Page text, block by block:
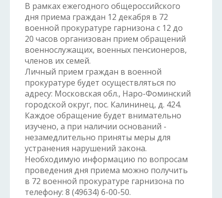
В рамках ежегодного общероссийского
дня приема граждан 12 декабря в 72
военной прокуратуре гарнизона с 12 до
20 часов организован прием обращений
военнослужащих, военных пенсионеров,
членов их семей.
Личный прием граждан в военной
прокуратуре будет осуществляться по
адресу: Московская обл., Наро-Фоминский
городской округ, пос. Калининец, д. 424.
Каждое обращение будет внимательно
изучено, а при наличии оснований -
незамедлительно приняты меры для
устранения нарушений закона.
Необходимую информацию по вопросам
проведения дня приема можно получить
в 72 военной прокуратуре гарнизона по
телефону: 8 (49634) 6-00-50.